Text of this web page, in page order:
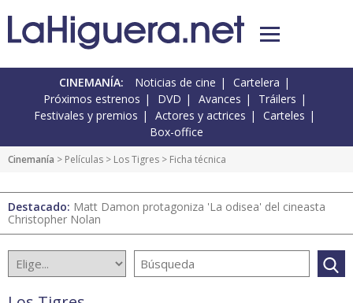
CINEMANÍA: Noticias de cine
Cartelera
Próximos estrenos
DVD Avances
Tráilers
Festivales y premios
Actores y actrices
Carteles
Box-office
Cinemanía > Películas > Los Tigres > Ficha técnica
Destacado: Matt Damon protagoniza 'La odisea' del cineasta
Christopher Nolan